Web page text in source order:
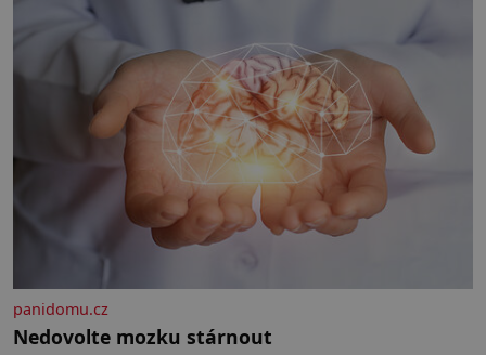
narozenými dětmi! Novorozenci,
umístění ve zdejším zařízení, jsou
[…]
panidomu.cz
Nedovolte mozku stárnout